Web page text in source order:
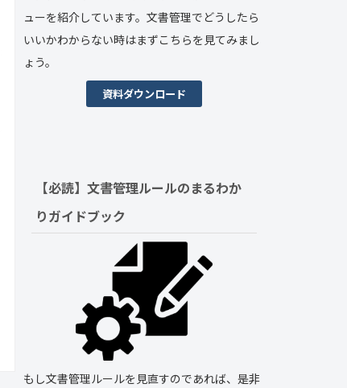
ューを紹介しています。文書管理でどうしたら
いいかわからない時はまずこちらを見てみまし
ょう。
資料ダウンロード
【必読】文書管理ルールのまるわか
りガイドブック
もし文書管理ルールを見直すのであれば、是非